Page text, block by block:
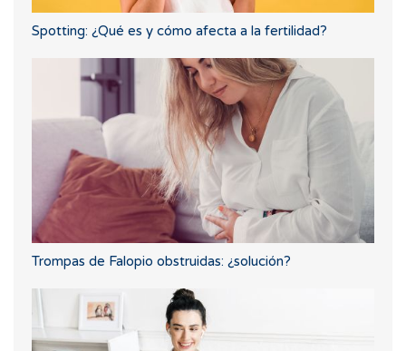
Spotting: ¿Qué es y cómo afecta a la fertilidad?
Trompas de Falopio obstruidas: ¿solución?